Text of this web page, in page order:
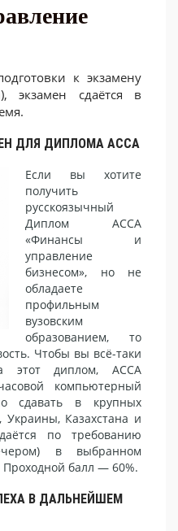
к экзамену
экзамен сдаётся в
ДЛЯ ДИПЛОМА АССА
Если вы хотите
получить
русскоязычный
Диплом АССА
«Финансы и
управление
бизнесом», но не
обладаете
профильным
вузовским
образованием, то
Чтобы вы всё-таки
этот диплом, АССА
компьютерный
сдавать в крупных
Украины, Казахстана и
по требованию
в выбранном
балл — 60%.
В ДАЛЬНЕЙШЕМ